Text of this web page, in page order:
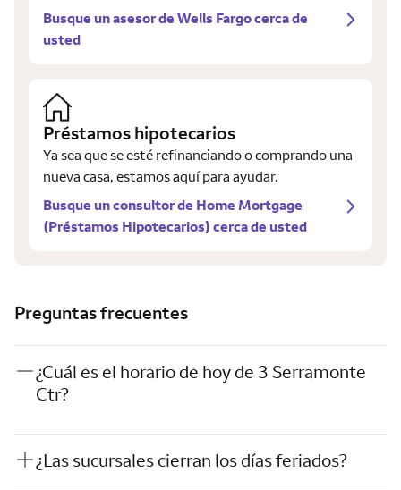
Busque un asesor de Wells Fargo cerca de
usted
Préstamos hipotecarios
Ya sea que se esté refinanciando o comprando una
nueva casa, estamos aquí para ayudar.
Busque un consultor de Home Mortgage
(Préstamos Hipotecarios) cerca de usted
Preguntas frecuentes
¿Cuál es el horario de hoy de 3 Serramonte
Ctr?
¿Las sucursales cierran los días feriados?